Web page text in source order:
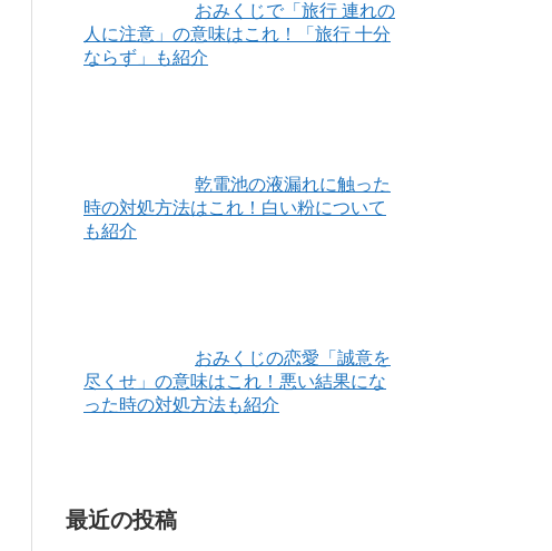
おみくじで「旅行 連れの
人に注意」の意味はこれ！「旅行 十分
ならず」も紹介
乾電池の液漏れに触った
時の対処方法はこれ！白い粉について
も紹介
おみくじの恋愛「誠意を
尽くせ」の意味はこれ！悪い結果にな
った時の対処方法も紹介
最近の投稿